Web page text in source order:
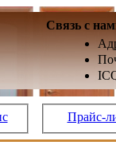
Связь с
Прайс-